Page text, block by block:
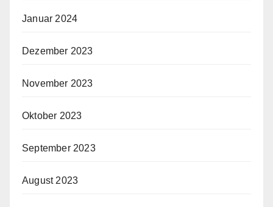
Januar 2024
Dezember 2023
November 2023
Oktober 2023
September 2023
August 2023